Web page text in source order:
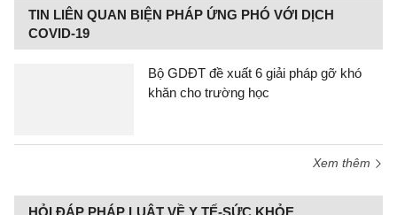
TIN LIÊN QUAN BIỆN PHÁP ỨNG PHÓ VỚI DỊCH
COVID-19
Bộ GDĐT đề xuất 6 giải pháp gỡ khó
khăn cho trường học
Xem thêm
HỎI ĐÁP PHÁP LUẬT VỀ Y TẾ-SỨC KHỎE